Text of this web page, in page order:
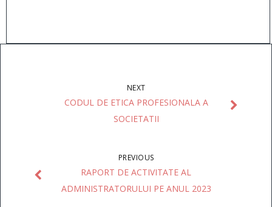
NEXT
CODUL DE ETICA PROFESIONALA A
SOCIETATII
PREVIOUS
RAPORT DE ACTIVITATE AL
ADMINISTRATORULUI PE ANUL 2023